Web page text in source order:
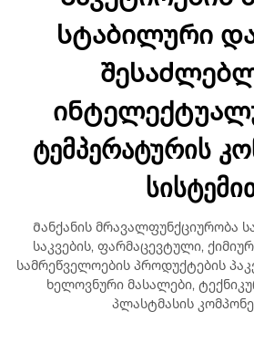
სტაბილური
ტემპერატურის
Მანქანის მრავალფუნქციურობა
საკვების, ფარმაცევტული,
სამრეწველოების პროდუქტების
ხელოვნური მასალები,
პლასტმასის